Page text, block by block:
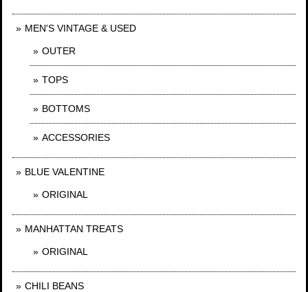
MEN'S VINTAGE & USED
OUTER
TOPS
BOTTOMS
ACCESSORIES
BLUE VALENTINE
ORIGINAL
MANHATTAN TREATS
ORIGINAL
CHILI BEANS